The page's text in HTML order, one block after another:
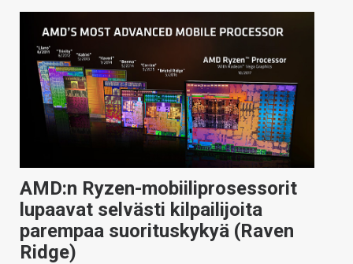
AMD:n Ryzen-mobiiliprosessorit
lupaavat selvästi kilpailijoita
parempaa suorituskykyä (Raven
Ridge)